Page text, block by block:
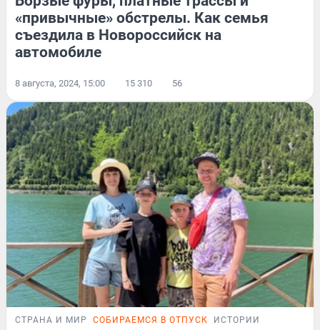
«привычные» обстрелы. Как семья
съездила в Новороссийск на
автомобиле
8 августа, 2024, 15:00 15 310 56
СТРАНА И МИР СОБИРАЕМСЯ В ОТПУСК ИСТОРИИ